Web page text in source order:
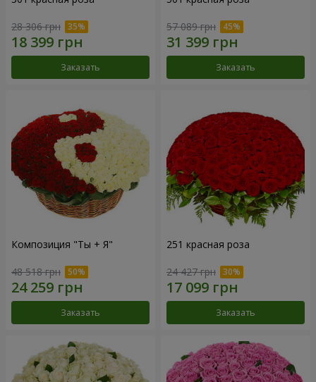
28 306 грн
Заказать
57 089 грн
Заказать
Композиция "Ты + Я"
48 518 грн
Заказать
251 красная роза
24 427 грн
Заказать